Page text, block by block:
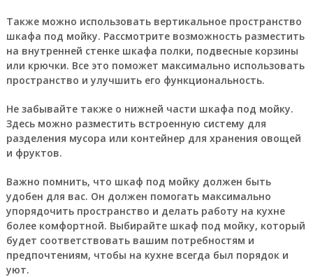
Также можно использовать вертикальное пространство
шкафа под мойку. Рассмотрите возможность разместить
на внутренней стенке шкафа полки, подвесные корзины
или крючки. Все это поможет максимально использовать
пространство и улучшить его функциональность.
Не забывайте также о нижней части шкафа под мойку.
Здесь можно разместить встроенную систему для
разделения мусора или контейнер для хранения овощей
и фруктов.
Важно помнить, что шкаф под мойку должен быть
удобен для вас. Он должен помогать максимально
упорядочить пространство и делать работу на кухне
более комфортной. Выбирайте шкаф под мойку, который
будет соответствовать вашим потребностям и
предпочтениям, чтобы на кухне всегда был порядок и
уют.